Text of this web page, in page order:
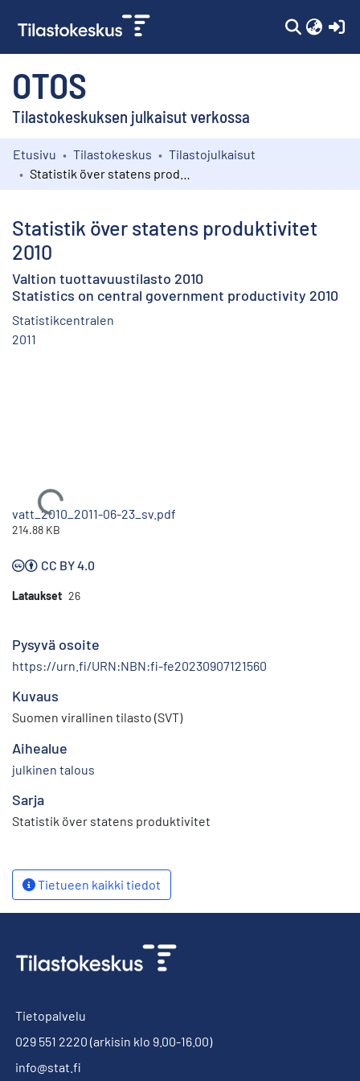
OTOS
Tilastokeskuksen julkaisut verkossa
Kokoelmat
Etusivu Tilastokeskus
Tilastojulkaisut
Statistik över statens produktivitet
2010
Valtion tuottavuustilasto 2010
Statistics on central government productivity 2010
Statistikcentralen
2011
Ladataan...
vatt_2010_2011-06-23_sv.pdf
214.88 KB
CC BY 4.0
Lataukset 26
Pysyvä osoite
https://urn.fi/URN:NBN:fi-fe20230907121560
Kuvaus
Suomen virallinen tilasto (SVT)
Aihealue
julkinen talous
Sarja
Statistik över statens produktivitet
Tietueen kaikki tiedot
Tietopalvelu
029 551 2220 (arkisin klo 9.00-16.00)
info@stat.fi